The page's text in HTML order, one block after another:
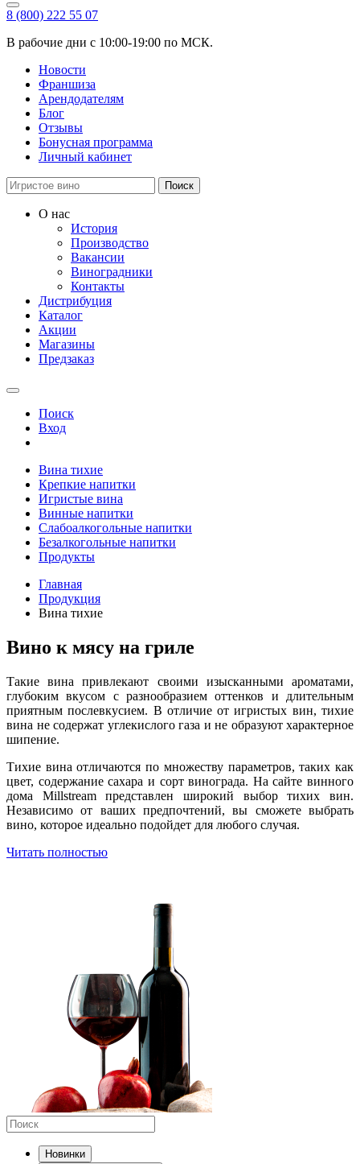
8 (800) 222 55 07
В рабочие дни с 10:00-19:00 по МСК.
Новости
Франшиза
Арендодателям
Блог
Отзывы
Бонусная программа
Личный кабинет
Поиск
О нас
История
Производство
Вакансии
Виноградники
Контакты
Дистрибуция
Каталог
Акции
Магазины
Предзаказ
Поиск
Вход
Вина тихие
Крепкие напитки
Игристые вина
Винные напитки
Слабоалкогольные напитки
Безалкогольные напитки
Продукты
Главная
Продукция
Вина тихие
Вино к мясу на гриле
Такие вина привлекают своими изысканными ароматами,
глубоким вкусом с разнообразием оттенков и длительным
приятным послевкусием. В отличие от игристых вин, тихие
вина не содержат углекислого газа и не образуют характерное
шипение.
Тихие вина отличаются по множеству параметров, таких как
цвет, содержание сахара и сорт винограда. На сайте винного
дома Millstream представлен широкий выбор тихих вин.
Независимо от ваших предпочтений, вы сможете выбрать
вино, которое идеально подойдет для любого случая.
Читать полностью
Новинки